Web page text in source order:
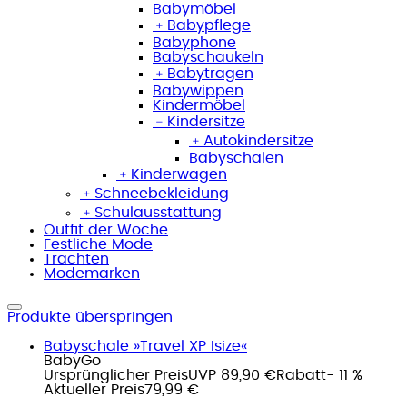
Babymöbel
﹢ Babypflege
Babyphone
Babyschaukeln
﹢ Babytragen
Babywippen
Kindermöbel
﹣ Kindersitze
﹢ Autokindersitze
Babyschalen
﹢ Kinderwagen
﹢ Schneebekleidung
﹢ Schulausstattung
Outfit der Woche
Festliche Mode
Trachten
Modemarken
Produkte überspringen
Babyschale »Travel XP Isize«
BabyGo
Ursprünglicher PreisUVP 89,90 €Rabatt- 11 %
Aktueller Preis79,99 €